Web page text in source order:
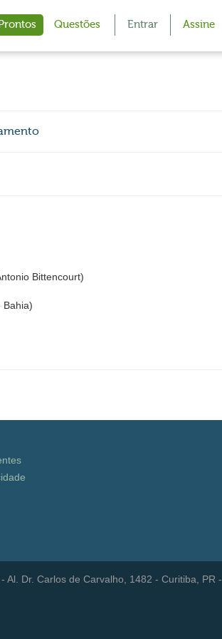
Questões Entrar Assine
Bittencourt)
Bahia)
Al. Dr. Carlos de Carvalho, 1482 - Curitiba, PR -